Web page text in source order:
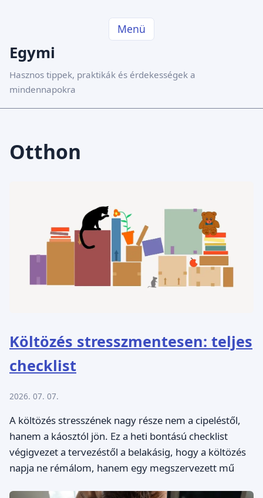
Menü
Egymi
Hasznos tippek, praktikák és érdekességek a
mindennapokra
Otthon
Költözés stresszmentesen: teljes
checklist
2026. 07. 07.
A költözés stresszének nagy része nem a cipeléstől,
hanem a káosztól jön. Ez a heti bontású checklist
végigvezet a tervezéstől a belakásig, hogy a költözés
napja ne rémálom, hanem egy megszervezett mű